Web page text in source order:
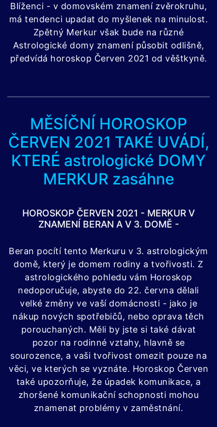
Blíženci - v domovském znamení zvěrokruhu,
má tendenci upadat do myšlenek na minulost.
Zpětný Merkur však bude na různé
Astrologické domy znamení působit odlišně,
předvídá horoskop Červen 2021 od věštkyně.
MĚSÍČNÍ HOROSKOP
ČERVEN 2021 TAKÉ UVÁDÍ,
KTERÉ astrologické DOMY
MERKUR zasáhne
HOROSKOP ČERVEN 2021 - MERKUR V
ZNAMENÍ BERAN A V 3. DOMĚ -
Beran pocítí tento Merkuru v 3. astrologickým
domě, který je domem rodiny a tvořivosti. Z
astrologického pohledu vám Horoskop
nedoporučuje, abyste do 22. června dělali
velké změny ve vaší domácnosti - jako je
nákup nových spotřebičů, nebo oprava těch
porouchaných. Měli by jste si také dávat
pozor na rodinné vztahy, hlavně se
sourozence, a vaši tvořivost omezit pouze na
věci, ve kterých se vyznáte. Horoskop Červen
také upozorňuje, že úpadek komunikace, a
zhoršené komunikační schopnosti mohou
znamenat problémy v zaměstnání.